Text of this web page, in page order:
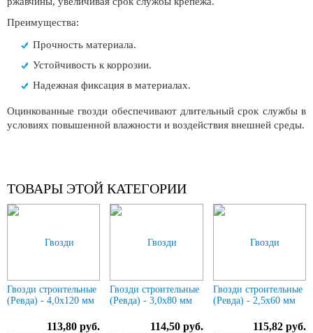
Преимущества:
Прочность материала.
Устойчивость к коррозии.
Надежная фиксация в материалах.
Оцинкованные гвозди обеспечивают длительный срок службы в
условиях повышенной влажности и воздействия внешней среды.
ТОВАРЫ ЭТОЙ КАТЕГОРИИ
Гвозди строительные
(Ревда) - 4,0х120 мм
113,80 руб.
Гвозди строительные
(Ревда) - 3,0х80 мм
114,50 руб.
Гвозди строительные
(Ревда) - 2,5х60 мм
115,82 руб.